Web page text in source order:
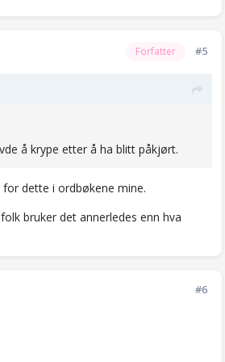
Forfatter #5
å krype etter å ha blitt påkjørt.
dette i ordbøkene mine.
bruker det annerledes enn hva
#6